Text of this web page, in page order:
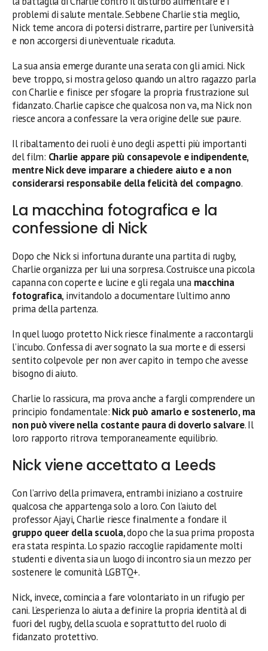
problemi di salute mentale. Sebbene Charlie stia meglio,
Nick teme ancora di potersi distrarre, partire per l’università
e non accorgersi di un’eventuale ricaduta.
La sua ansia emerge durante una serata con gli amici. Nick
beve troppo, si mostra geloso quando un altro ragazzo parla
con Charlie e finisce per sfogare la propria frustrazione sul
fidanzato. Charlie capisce che qualcosa non va, ma Nick non
riesce ancora a confessare la vera origine delle sue paure.
Il ribaltamento dei ruoli è uno degli aspetti più importanti
del film: Charlie appare più consapevole e indipendente,
mentre Nick deve imparare a chiedere aiuto e a non
considerarsi responsabile della felicità del compagno.
La macchina fotografica e la
confessione di Nick
Dopo che Nick si infortuna durante una partita di rugby,
Charlie organizza per lui una sorpresa. Costruisce una piccola
capanna con coperte e lucine e gli regala una macchina
fotografica, invitandolo a documentare l’ultimo anno
prima della partenza.
In quel luogo protetto Nick riesce finalmente a raccontargli
l’incubo. Confessa di aver sognato la sua morte e di essersi
sentito colpevole per non aver capito in tempo che avesse
bisogno di aiuto.
Charlie lo rassicura, ma prova anche a fargli comprendere un
principio fondamentale: Nick può amarlo e sostenerlo, ma
non può vivere nella costante paura di doverlo salvare. Il
loro rapporto ritrova temporaneamente equilibrio.
Nick viene accettato a Leeds
Con l’arrivo della primavera, entrambi iniziano a costruire
qualcosa che appartenga solo a loro. Con l’aiuto del
professor Ajayi, Charlie riesce finalmente a fondare il
gruppo queer della scuola, dopo che la sua prima proposta
era stata respinta. Lo spazio raccoglie rapidamente molti
studenti e diventa sia un luogo di incontro sia un mezzo per
sostenere le comunità LGBTQ+.
Nick, invece, comincia a fare volontariato in un rifugio per
cani. L’esperienza lo aiuta a definire la propria identità al di
fuori del rugby, della scuola e soprattutto del ruolo di
fidanzato protettivo.